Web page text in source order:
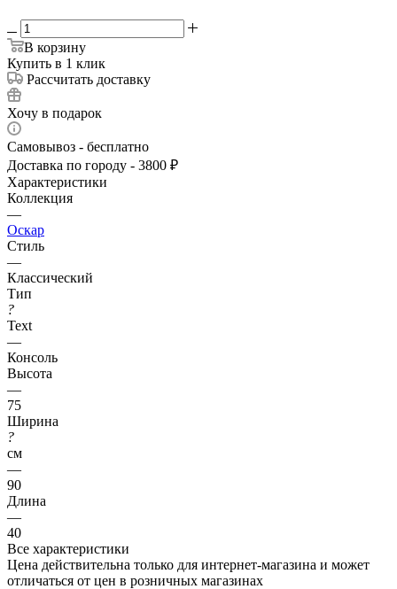
В корзину
Купить в 1 клик
Рассчитать доставку
Хочу в подарок
Самовывоз - бесплатно
Доставка по городу - 3800 ₽
Характеристики
Коллекция
—
Оскар
Стиль
—
Классический
Тип
?
Text
—
Консоль
Высота
—
75
Ширина
?
см
—
90
Длина
—
40
Все характеристики
Цена действительна только для интернет-магазина и может
отличаться от цен в розничных магазинах